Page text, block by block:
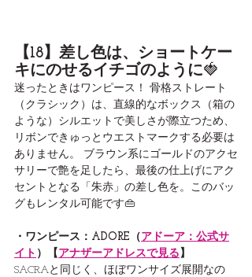
【18】差し色は、ショートケー
キにのせるイチゴのように🍓
迷ったときはワンピース！ 骨格ストレート
（クラシック）は、直線的なボックス（箱の
ような）シルエットで美しさが際立つため、
リボンできゅっとウエストマークする必要は
ありません。 ブラウン系にゴールドのアクセ
サリーで艶を足したら、最後の仕上げにアク
セントとなる「朱赤」の差し色を。このバッ
グもレンタル可能です👜
・ワンピース：ADORE（ アドーア：公式サ
イト ）【アナザーアドレスで見る 】
SACRAと同じく、ほぼワンサイズ展開なの